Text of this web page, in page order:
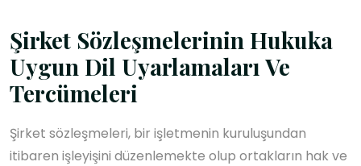
Şirket Sözleşmelerinin Hukuka
Uygun Dil Uyarlamaları Ve
Tercümeleri
Şirket sözleşmeleri, bir işletmenin kuruluşundan
itibaren işleyişini düzenlemekte olup ortakların hak ve